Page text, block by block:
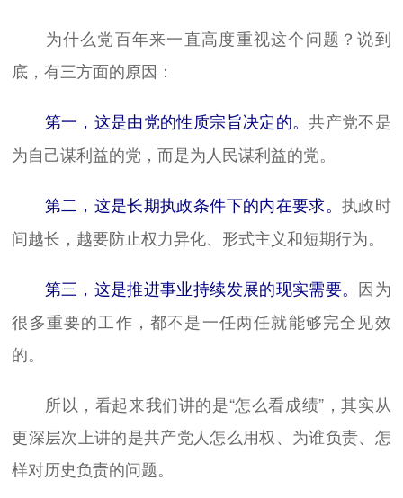
为什么党百年来一直高度重视这个问题？说到
底，有三方面的原因：
第一，这是由党的性质宗旨决定的。共产党不是
为自己谋利益的党，而是为人民谋利益的党。
第二，这是长期执政条件下的内在要求。 执政时
间越长，越要防止权力异化、形式主义和短期行为。
第三，这是推进事业持续发展的现实需要。 因为
很多重要的工作，都不是一任两任就能够完全见效
的。
所以，看起来我们讲的是“怎么看成绩”，其实从
更深层次上讲的是共产党人怎么用权、为谁负责、怎
样对历史负责的问题。